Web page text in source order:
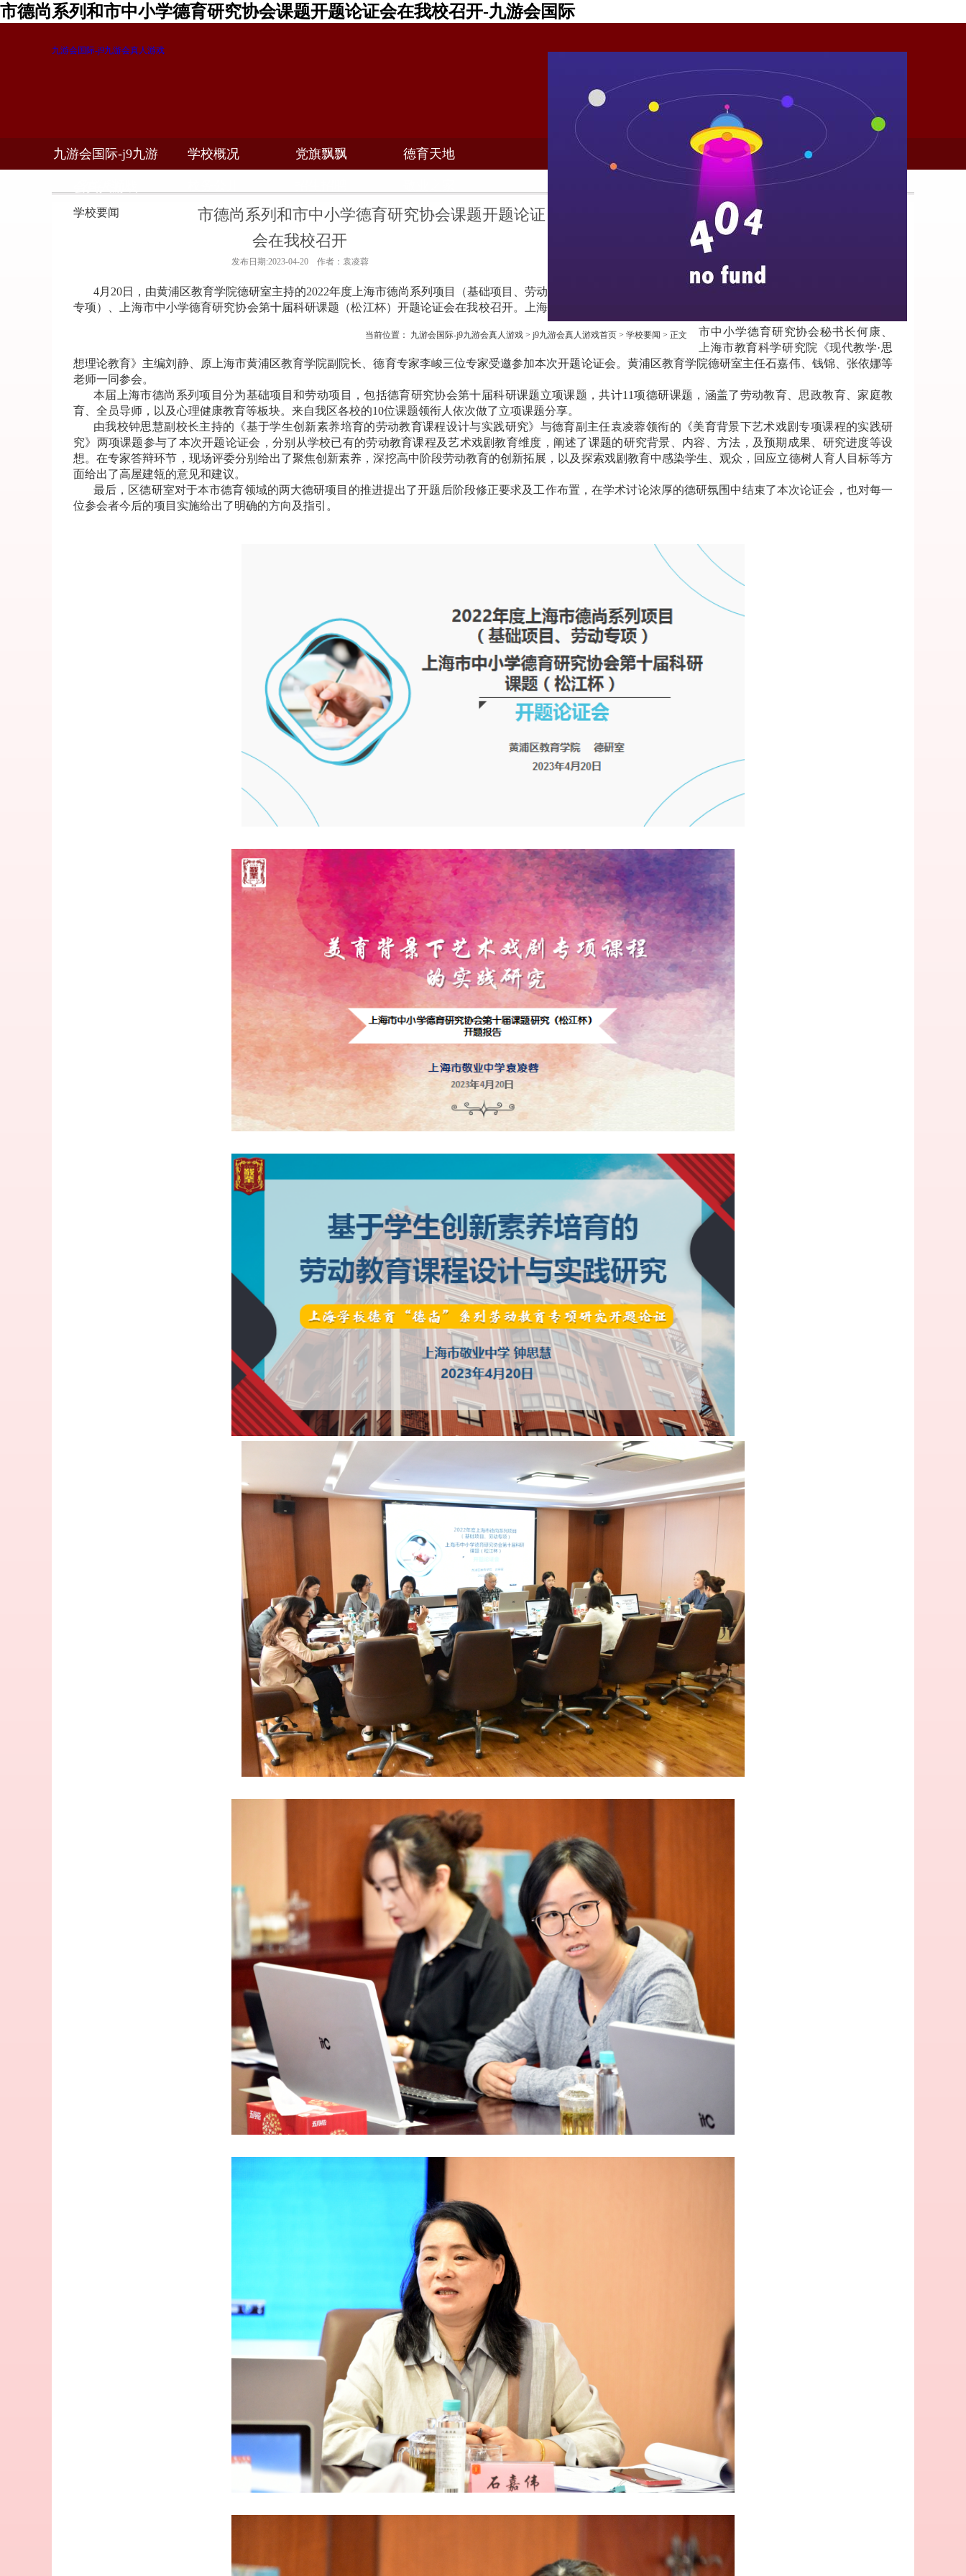
市德尚系列和市中小学德育研究协会课题开题论证会在我校召开-九游会国际
九游会国际-j9九游会真人游戏
九游会国际-j9九游 学校概况 党旗飘飘 德育天地
学校要闻
当前位置： 九游会国际-j9九游会真人游戏 > j9九游会真人游戏首页 > 学校要闻 > 正文
市德尚系列和市中小学德育研究协会课题开题论证
会在我校召开
发布日期:2023-04-20 作者：袁凌蓉
4月20日，由黄浦区教育学院德研室主持的2022年度上海市德尚系列项目（基础项目、劳动
专项）、上海市中小学德育研究协会第十届科研课题（松江杯）开题论证会在我校召开。上海
市中小学德育研究协会秘书长何康、
上海市教育科学研究院《现代教学·思
想理论教育》主编刘静、原上海市黄浦区教育学院副院长、德育专家李峻三位专家受邀参加本次开题论证会。黄浦区教育学院德研室主任石嘉伟、钱锦、张依娜等
老师一同参会。
本届上海市德尚系列项目分为基础项目和劳动项目，包括德育研究协会第十届科研课题立项课题，共计11项德研课题，涵盖了劳动教育、思政教育、家庭教
育、全员导师，以及心理健康教育等板块。来自我区各校的10位课题领衔人依次做了立项课题分享。
由我校钟思慧副校长主持的《基于学生创新素养培育的劳动教育课程设计与实践研究》与德育副主任袁凌蓉领衔的《美育背景下艺术戏剧专项课程的实践研
究》两项课题参与了本次开题论证会，分别从学校已有的劳动教育课程及艺术戏剧教育维度，阐述了课题的研究背景、内容、方法，及预期成果、研究进度等设
想。在专家答辩环节，现场评委分别给出了聚焦创新素养，深挖高中阶段劳动教育的创新拓展，以及探索戏剧教育中感染学生、观众，回应立德树人育人目标等方
面给出了高屋建瓴的意见和建议。
最后，区德研室对于本市德育领域的两大德研项目的推进提出了开题后阶段修正要求及工作布置，在学术讨论浓厚的德研氛围中结束了本次论证会，也对每一
位参会者今后的项目实施给出了明确的方向及指引。